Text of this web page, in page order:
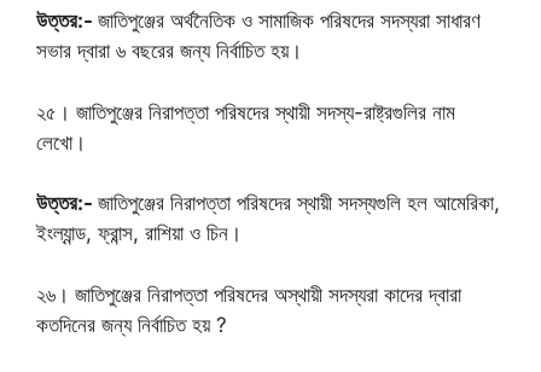
উত্তর:- জাতিপুঞ্জের অর্থনৈতিক ও সামাজিক পরিষদের সদস্যরা সাধারণ
সভার দ্বারা ৬ বছরের জন্য নির্বাচিত হয়।
২৫। জাতিপুঞ্জের নিরাপত্তা পরিষদের স্থায়ী সদস্য-রাষ্ট্রগুলির নাম
লেখো।
উত্তর:- জাতিপুঞ্জের নিরাপত্তা পরিষদের স্থায়ী সদস্যগুলি হল আমেরিকা,
ইংল্যান্ড, ফ্রান্স, রাশিয়া ও চিন।
২৬। জাতিপুঞ্জের নিরাপত্তা পরিষদের অস্থায়ী সদস্যরা কাদের দ্বারা
কতদিনের জন্য নির্বাচিত হয় ?